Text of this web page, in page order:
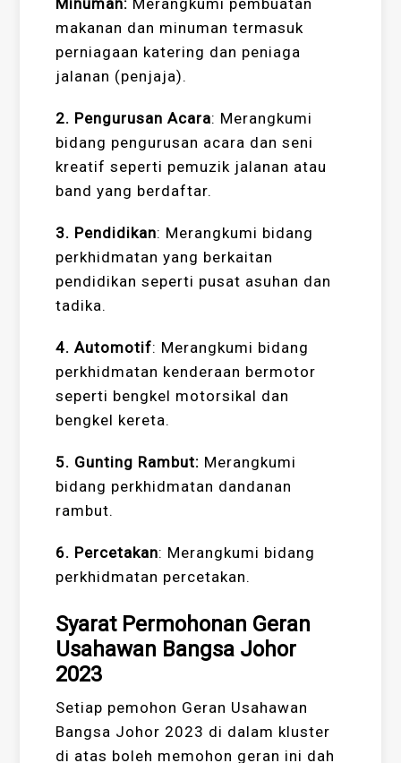
makanan dan minuman termasuk
perniagaan katering dan peniaga
jalanan (penjaja).
2. Pengurusan Acara: Merangkumi
bidang pengurusan acara dan seni
kreatif seperti pemuzik jalanan atau
band yang berdaftar.
3. Pendidikan: Merangkumi bidang
perkhidmatan yang berkaitan
pendidikan seperti pusat asuhan dan
tadika.
4. Automotif: Merangkumi bidang
perkhidmatan kenderaan bermotor
seperti bengkel motorsikal dan
bengkel kereta.
5. Gunting Rambut: Merangkumi
bidang perkhidmatan dandanan
rambut.
6. Percetakan: Merangkumi bidang
perkhidmatan percetakan.
Syarat Permohonan Geran
Usahawan Bangsa Johor
2023
Setiap pemohon Geran Usahawan
Bangsa Johor 2023 di dalam kluster
di atas boleh memohon geran ini dah